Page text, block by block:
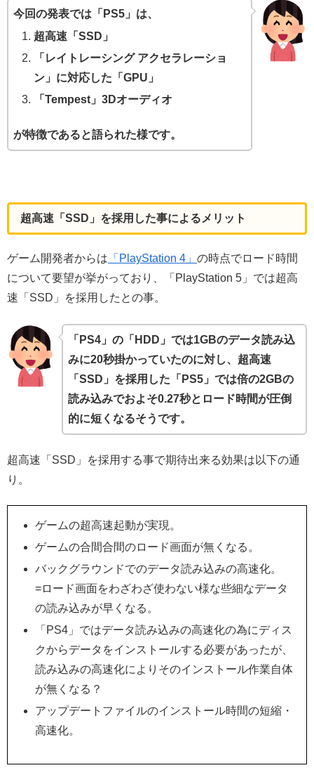
今回の発表では「PS5」は、
超高速 「SSD」
「レイトレーシング アクセラレーショ
ン」に対応した「GPU」
「Tempest」3Dオーディオ
が特徴であると語られた様です。
超高速「SSD」を採用した事によるメリット
ゲーム開発者からは 「PlayStation 4」 の時点でロード時間
について要望が挙がっており、「PlayStation 5」では超高
速「SSD」を採用したとの事。
「PS4」の「HDD」では1GBのデータ読み込
みに20秒掛かっていたのに対し、超高速
「SSD」を採用した「PS5」では倍の2GBの
読み込みでおよそ0.27秒とロード時間が圧倒
的に短くなるそうです。
超高速「SSD」を採用する事で期待出来る効果は以下の通
り。
ゲームの超高速起動が実現。
ゲームの合間合間のロード画面が無くなる。
バックグラウンドでのデータ読み込みの高速化。
=ロード画面をわざわざ使わない様な些細なデータ
の読み込みが早くなる。
「PS4」ではデータ読み込みの高速化の為にディス
クからデータをインストールする必要があったが、
読み込みの高速化によりそのインストール作業自体
が無くなる？
アップデートファイルのインストール時間の短縮・
高速化。